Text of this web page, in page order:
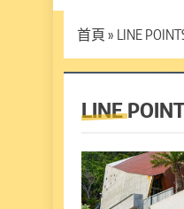
首頁 » LINE
LINE